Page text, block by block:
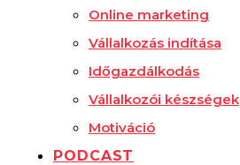
Online marketing
Vállalkozás indítása
Időgazdálkodás
Vállalkozói készségek
Motiváció
PODCAST